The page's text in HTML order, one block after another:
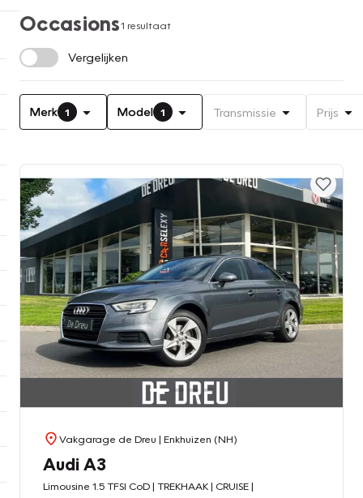
Occasions1 resultaat
Vergelijken
Merk 1 Model 1 Transmissie Prijs
Vakgarage de Dreu | Enkhuizen (NH)
Audi A3
Limousine 1.5 TFSI CoD | TREKHAAK | CRUISE |